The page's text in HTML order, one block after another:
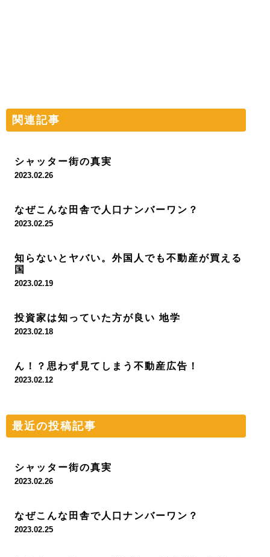
関連記事
シャッター街の真実
2023.02.26
なぜこんな田舎で人口ナンバーワン？
2023.02.25
知らないとヤバい。外国人でも不動産が買える
国
2023.02.19
投資家は知っていた方が良い 地学
2023.02.18
ん！？思わず見てしまう不動産広告！
2023.02.12
最近の投稿記事
シャッター街の真実
2023.02.26
なぜこんな田舎で人口ナンバーワン？
2023.02.25